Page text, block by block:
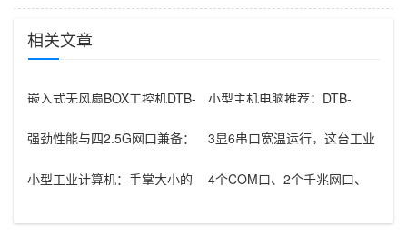
相关文章
嵌入式无风扇BOX工控机DTB-
小型主机电脑推荐：DTB-
强劲性能与四2.5G网口兼备：
级
3显6串口宽温运行，这台工业
行业？
小型工业计算机：手掌大小的
4个COM口、2个千兆网口、